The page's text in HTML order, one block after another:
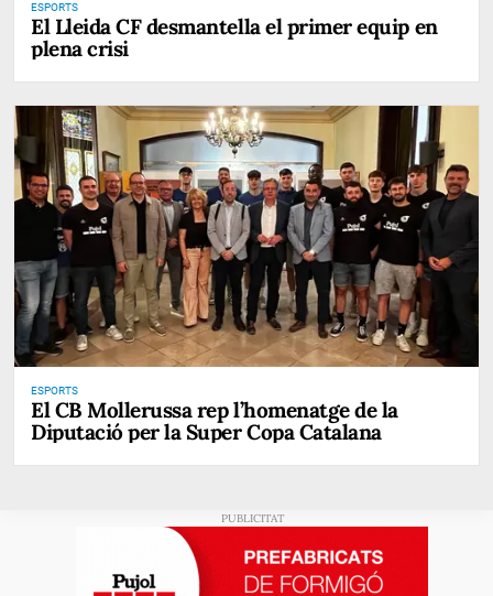
ESPORTS
El Lleida CF desmantella el primer equip en
plena crisi
ESPORTS
El CB Mollerussa rep l’homenatge de la
Diputació per la Super Copa Catalana